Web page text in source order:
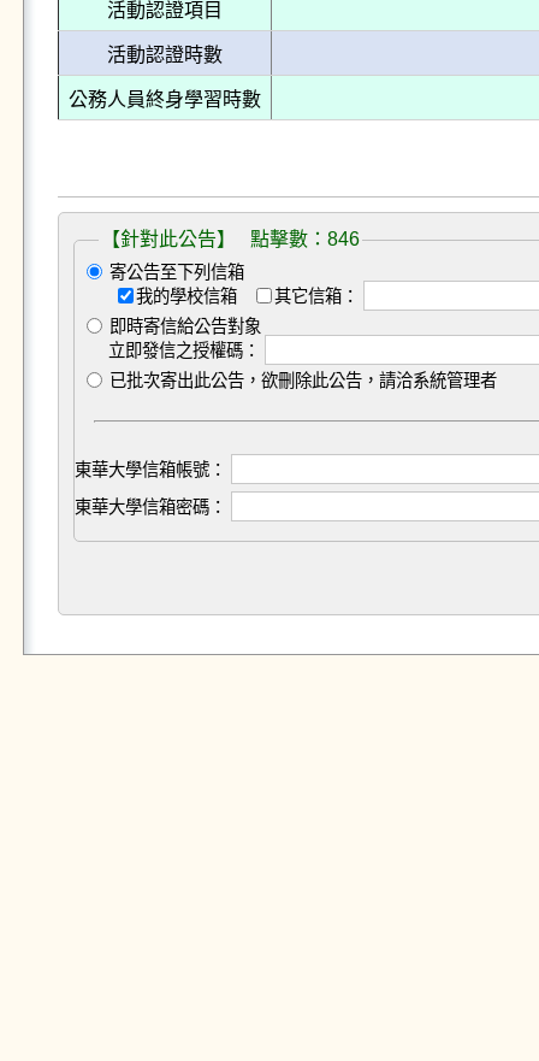
活動認證項目
活動認證時數
公務人員終身學習時數
【針對此公告】 點擊數：846
寄公告至下列信箱
我的學校信箱
其它信箱：
即時寄信給公告對象
立即發信之授權碼：
已批次寄出此公告，欲刪除此公告，請洽系統管理者
東華大學信箱帳號：
東華大學信箱密碼：